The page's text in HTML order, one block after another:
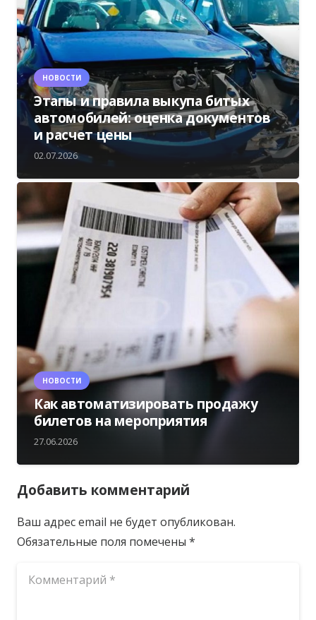
НОВОСТИ
Этапы и правила выкупа битых
автомобилей: оценка документов
и расчет цены
02.07.2026
НОВОСТИ
Как автоматизировать продажу
билетов на мероприятия
27.06.2026
Добавить комментарий
Ваш адрес email не будет опубликован.
Обязательные поля помечены *